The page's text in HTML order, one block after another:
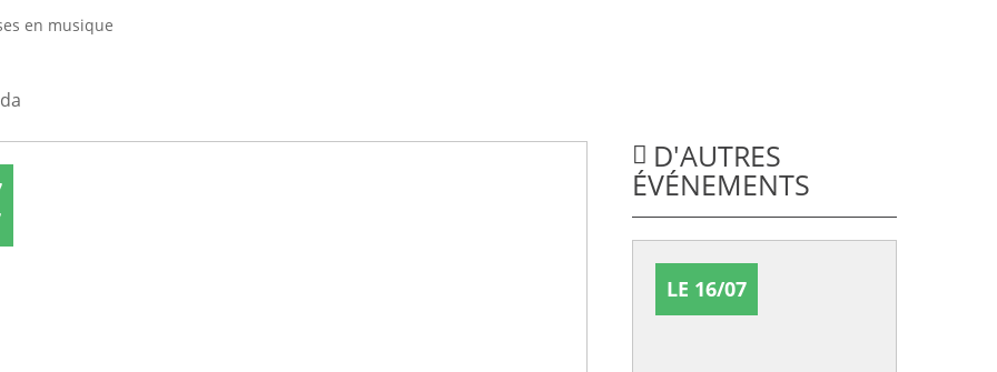
en musique
D'AUTRES
ÉVÉNEMENTS
LE 16/07